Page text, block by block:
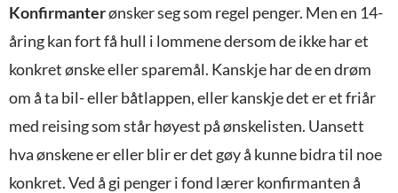
Konfirmanterønsker seg som regel penger. Men en 14-
åring kan fort få hull i lommene dersom de ikke har et
konkret ønske eller sparemål. Kanskje har de en drøm
om å ta bil- eller båtlappen, eller kanskje det er et friår
med reising som står høyest på ønskelisten. Uansett
hva ønskene er eller blir er det gøy å kunne bidra til noe
konkret. Ved å gi penger i fond lærer konfirmanten å